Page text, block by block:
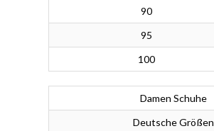
90
95
100
Damen Schuhe
Deutsche Größen